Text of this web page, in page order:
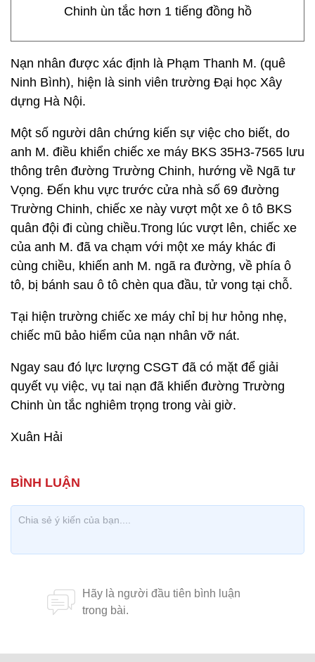
Chinh ùn tắc hơn 1 tiếng đồng hồ
Nạn nhân được xác định là Phạm Thanh M. (quê
Ninh Bình), hiện là sinh viên trường Đại học Xây
dựng Hà Nội.
Một số người dân chứng kiến sự việc cho biết, do
anh M. điều khiển chiếc xe máy BKS 35H3-7565 lưu
thông trên đường Trường Chinh, hướng về Ngã tư
Vọng. Đến khu vực trước cửa nhà số 69 đường
Trường Chinh, chiếc xe này vượt một xe ô tô BKS
quân đội đi cùng chiều.Trong lúc vượt lên, chiếc xe
của anh M. đã va chạm với một xe máy khác đi
cùng chiều, khiến anh M. ngã ra đường, về phía ô
tô, bị bánh sau ô tô chèn qua đầu, tử vong tại chỗ.
Tại hiện trường chiếc xe máy chỉ bị hư hỏng nhẹ,
chiếc mũ bảo hiểm của nạn nhân vỡ nát.
Ngay sau đó lực lượng CSGT đã có mặt để giải
quyết vụ việc, vụ tai nạn đã khiến đường Trường
Chinh ùn tắc nghiêm trọng trong vài giờ.
Xuân Hải